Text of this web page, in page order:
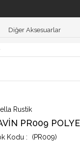
Diğer Aksesuarlar
Rustik
PR009
(PR009)